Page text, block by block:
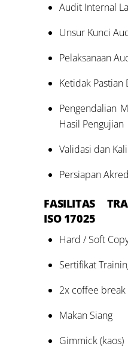
Audit Internal
Unsur Kunci
Pelaksanaan
Ketidak Pastian
Pengendalian
Hasil Pengujian
Validasi dan
Persiapan
FASILITAS
ISO 17025
Hard / Soft
Sertifikat
2x coffee break
Makan Siang
Gimmick (kaos)